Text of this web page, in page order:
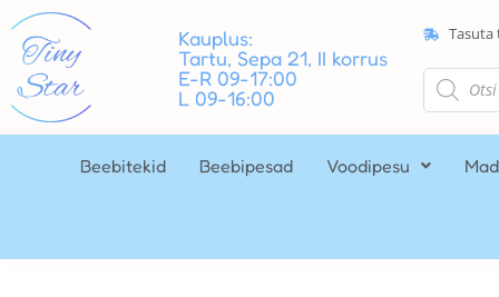
Kauplus:
Tartu, Sepa 21, II korrus
E-R 09-17:00
L 09-16:00
Tasuta
Beebitekid Beebipesad Voodipesu